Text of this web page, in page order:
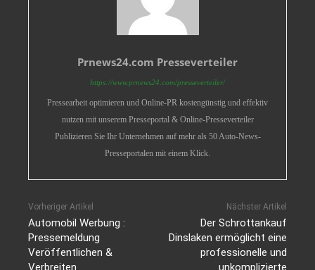
Prnews24.com Presseverteiler
https://www.prnews24.com/presseverteiler/
Pressearbeit optimieren und Online-PR kostengünstig und effektiv
nutzen mit unserem Presseportal & Online-Presseverteiler
Publizieren Sie Ihr Unternehmen auf mehr als 50 Auto-News-
Presseportalen mit einem Klick.
Vorheriger Artikel
Automobil Werbung :
Pressemeldung
Veröffentlichen &
Verbreiten
Nächster Artikel
Der Schrottankauf
Dinslaken ermöglicht eine
professionelle und
unkomplizierte